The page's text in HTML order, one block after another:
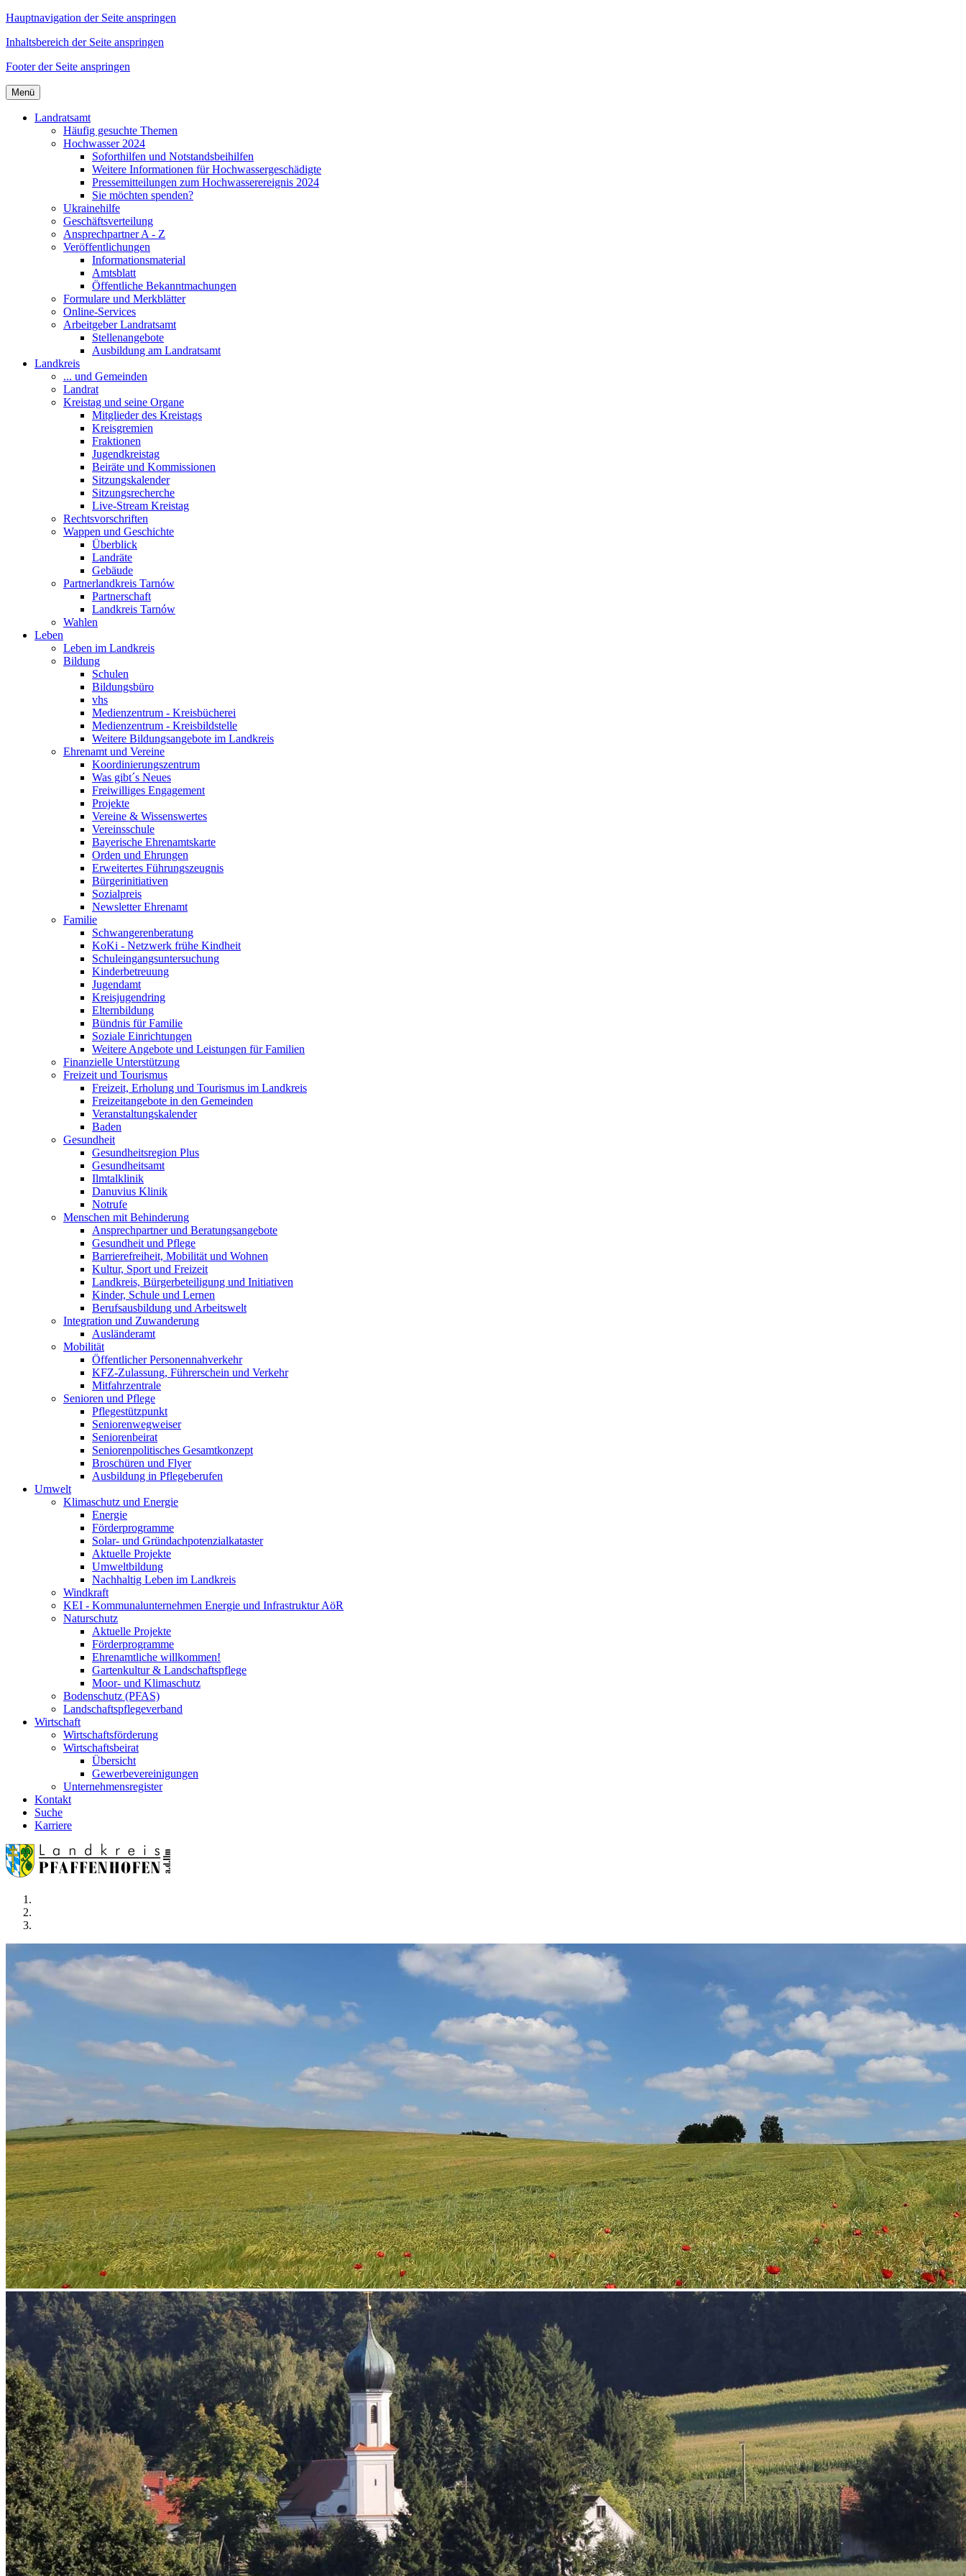
Hauptnavigation der Seite anspringen
Inhaltsbereich der Seite anspringen
Footer der Seite anspringen
Menü
Landratsamt
Häufig gesuchte Themen
Hochwasser 2024
Soforthilfen und Notstandsbeihilfen
Weitere Informationen für Hochwassergeschädigte
Pressemitteilungen zum Hochwasserereignis 2024
Sie möchten spenden?
Ukrainehilfe
Geschäftsverteilung
Ansprechpartner A - Z
Veröffentlichungen
Informationsmaterial
Amtsblatt
Öffentliche Bekanntmachungen
Formulare und Merkblätter
Online-Services
Arbeitgeber Landratsamt
Stellenangebote
Ausbildung am Landratsamt
Landkreis
... und Gemeinden
Landrat
Kreistag und seine Organe
Mitglieder des Kreistags
Kreisgremien
Fraktionen
Jugendkreistag
Beiräte und Kommissionen
Sitzungskalender
Sitzungsrecherche
Live-Stream Kreistag
Rechtsvorschriften
Wappen und Geschichte
Überblick
Landräte
Gebäude
Partnerlandkreis Tarnów
Partnerschaft
Landkreis Tarnów
Wahlen
Leben
Leben im Landkreis
Bildung
Schulen
Bildungsbüro
vhs
Medienzentrum - Kreisbücherei
Medienzentrum - Kreisbildstelle
Weitere Bildungsangebote im Landkreis
Ehrenamt und Vereine
Koordinierungszentrum
Was gibt´s Neues
Freiwilliges Engagement
Projekte
Vereine & Wissenswertes
Vereinsschule
Bayerische Ehrenamtskarte
Orden und Ehrungen
Erweitertes Führungszeugnis
Bürgerinitiativen
Sozialpreis
Newsletter Ehrenamt
Familie
Schwangerenberatung
KoKi - Netzwerk frühe Kindheit
Schuleingangsuntersuchung
Kinderbetreuung
Jugendamt
Kreisjugendring
Elternbildung
Bündnis für Familie
Soziale Einrichtungen
Weitere Angebote und Leistungen für Familien
Finanzielle Unterstützung
Freizeit und Tourismus
Freizeit, Erholung und Tourismus im Landkreis
Freizeitangebote in den Gemeinden
Veranstaltungskalender
Baden
Gesundheit
Gesundheitsregion Plus
Gesundheitsamt
Ilmtalklinik
Danuvius Klinik
Notrufe
Menschen mit Behinderung
Ansprechpartner und Beratungsangebote
Gesundheit und Pflege
Barrierefreiheit, Mobilität und Wohnen
Kultur, Sport und Freizeit
Landkreis, Bürgerbeteiligung und Initiativen
Kinder, Schule und Lernen
Berufsausbildung und Arbeitswelt
Integration und Zuwanderung
Ausländeramt
Mobilität
Öffentlicher Personennahverkehr
KFZ-Zulassung, Führerschein und Verkehr
Mitfahrzentrale
Senioren und Pflege
Pflegestützpunkt
Seniorenwegweiser
Seniorenbeirat
Seniorenpolitisches Gesamtkonzept
Broschüren und Flyer
Ausbildung in Pflegeberufen
Umwelt
Klimaschutz und Energie
Energie
Förderprogramme
Solar- und Gründachpotenzialkataster
Aktuelle Projekte
Umweltbildung
Nachhaltig Leben im Landkreis
Windkraft
KEI - Kommunalunternehmen Energie und Infrastruktur AöR
Naturschutz
Aktuelle Projekte
Förderprogramme
Ehrenamtliche willkommen!
Gartenkultur & Landschaftspflege
Moor- und Klimaschutz
Bodenschutz (PFAS)
Landschaftspflegeverband
Wirtschaft
Wirtschaftsförderung
Wirtschaftsbeirat
Übersicht
Gewerbevereinigungen
Unternehmensregister
Kontakt
Suche
Karriere